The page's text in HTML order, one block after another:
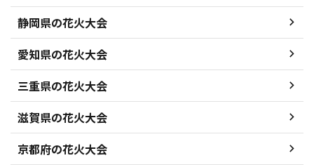
静岡県の花火大会
愛知県の花火大会
三重県の花火大会
滋賀県の花火大会
京都府の花火大会